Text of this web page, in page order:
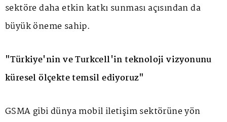
sektöre daha etkin katkı sunması açısından da
büyük öneme sahip.
"Türkiye'nin ve Turkcell'in teknoloji vizyonunu
küresel ölçekte temsil ediyoruz"
GSMA gibi dünya mobil iletişim sektörüne yön